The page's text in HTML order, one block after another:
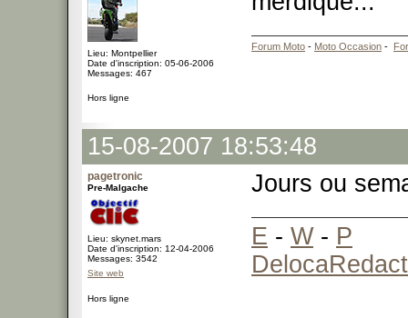
Lieu: Montpellier
Date d'inscription: 05-06-2006
Messages: 467
Forum Moto - Moto Occasion -
Hors ligne
15-08-2007 18:53:48
pagetronic
Pre-Malgache
Lieu: skynet.mars
Date d'inscription: 12-04-2006
Messages: 3542
Site web
Jours ou
E - W- P
Hors ligne